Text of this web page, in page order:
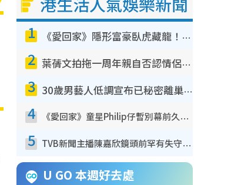
1 《愛回家》隱形富豪臥虎藏龍！盤點12位財氣逼人的有錢藝人：呢位靚女3億身家唔憂做
2 葉蒨文拍拖一周年親自否認情侶關係？！被質疑感情造假竟稱GM「普通同事」
3 30歲男藝人低調宣布已秘密離巢！人氣急跌變失蹤人口︰「這幾年過得並不容易」
4 《愛回家》童星Philip仔暫別幕前久違現身！15歲近況暴風長高蛻變帥氣少男
5 TVB新聞主播陳嘉欣鏡頭前罕有失守！遭林超英一句說話突襲嚇親當場大笑
U GO 本週好去處